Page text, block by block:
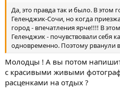
Да, это правда так и было. В этом
Геленджик-Сочи, но когда
город - впечатления ярче!!!! В
Геленджик - почувствовали себя
одновременно. Поэтому рванули
Молодцы ! А вы потом
с красивыми живыми
расценками на отдых ?